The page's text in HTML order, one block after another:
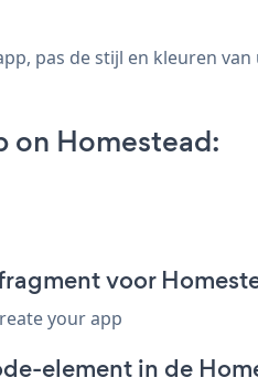
pas de stijl en kleuren
on Homestead:
voor
your app
element in de